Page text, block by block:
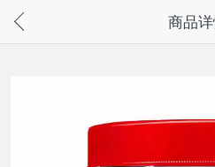
请通过微信或支付宝搜“奇兔客小程
商品